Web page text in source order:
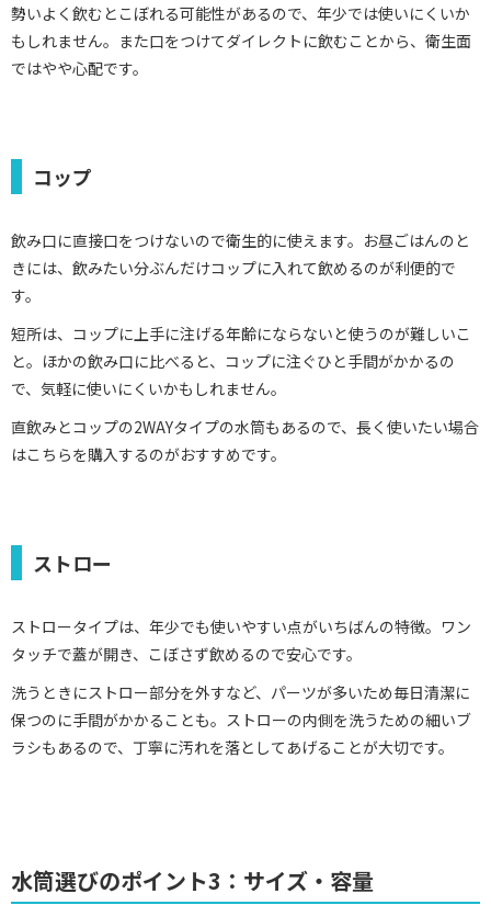
勢いよく飲むとこぼれる可能性があるので、年少では使いにくいか
もしれません。また口をつけてダイレクトに飲むことから、衛生面
ではやや心配です。
コップ
飲み口に直接口をつけないので衛生的に使えます。お昼ごはんのと
きには、飲みたい分ぶんだけコップに入れて飲めるのが利便的で
す。
短所は、コップに上手に注げる年齢にならないと使うのが難しいこ
と。ほかの飲み口に比べると、コップに注ぐひと手間がかかるの
で、気軽に使いにくいかもしれません。
直飲みとコップの2WAYタイプの水筒もあるので、長く使いたい場合
はこちらを購入するのがおすすめです。
ストロー
ストロータイプは、年少でも使いやすい点がいちばんの特徴。ワン
タッチで蓋が開き、こぼさず飲めるので安心です。
洗うときにストロー部分を外すなど、パーツが多いため毎日清潔に
保つのに手間がかかることも。ストローの内側を洗うための細いブ
ラシもあるので、丁寧に汚れを落としてあげることが大切です。
水筒選びのポイント3：サイズ・容量